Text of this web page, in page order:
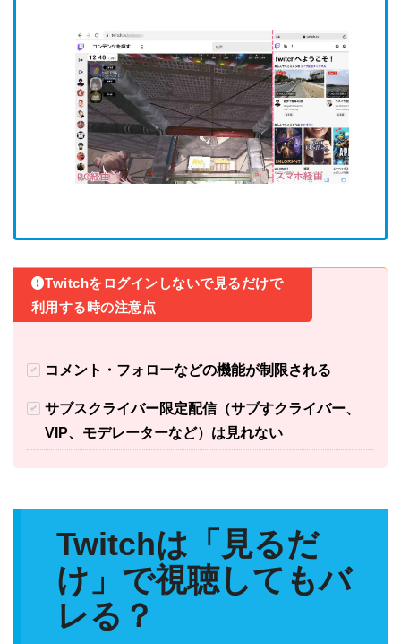
Twitchをログインしないで見るだけで
利用する時の注意点
コメント・フォローなどの機能が制限される
サブスクライバー限定配信（サブすクライバー、
VIP、モデレーターなど）は見れない
Twitchは「見るだ
け」で視聴してもバ
レる？